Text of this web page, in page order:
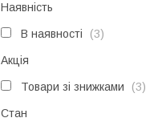
Наявність
В наявності 3
Акція
Товари зі знижками 3
Стан